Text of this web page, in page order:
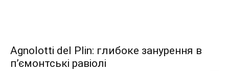
Agnolotti del Plin: глибоке занурення в
п’ємонтські равіолі